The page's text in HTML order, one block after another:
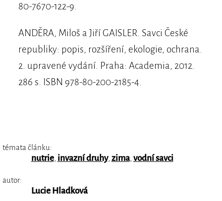
80-7670-122-9.
ANDĚRA, Miloš a Jiří GAISLER. Savci České
republiky: popis, rozšíření, ekologie, ochrana.
2. upravené vydání. Praha: Academia, 2012.
286 s. ISBN 978-80-200-2185-4.
témata článku:
nutrie, invazní druhy, zima, vodní savci
autor:
Lucie Hladková